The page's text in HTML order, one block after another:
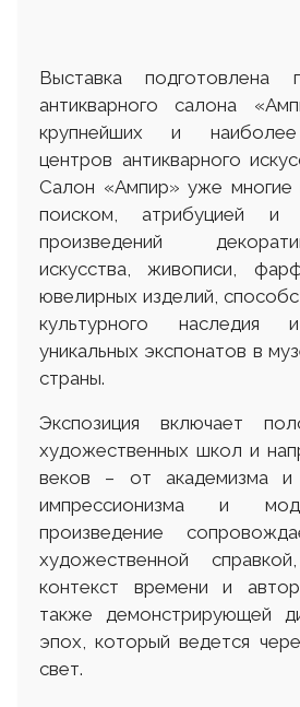
Выставка подготовлена
антикварного салона
крупнейших и наиболее
центров антикварного
Салон «Ампир» уже многие
поиском, атрибуцией и
произведений
искусства, живописи,
ювелирных изделий,
культурного наследия
уникальных экспонатов в
страны.
Экспозиция включает
художественных школ и
веков – от академизма и
импрессионизма и
произведение
художественной
контекст времени и
также демонстрирующей
эпох, который ведется
свет.